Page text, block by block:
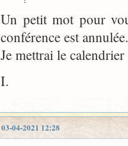
Un petit mot pour
conférence est
Je mettrai le
I.
03-04-2021 12:28